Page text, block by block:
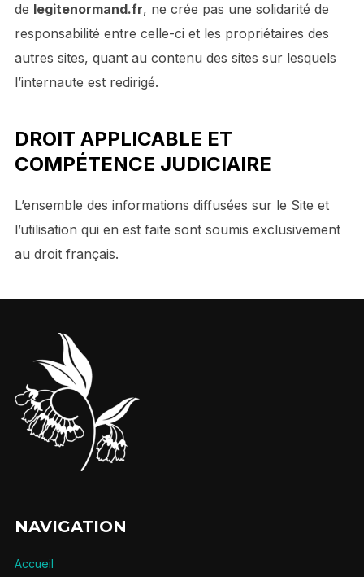
de legitenormand.fr, ne crée pas une solidarité de
responsabilité entre celle-ci et les propriétaires des
autres sites, quant au contenu des sites sur lesquels
l’internaute est redirigé.
DROIT APPLICABLE ET
COMPÉTENCE JUDICIAIRE
L’ensemble des informations diffusées sur le Site et
l’utilisation qui en est faite sont soumis exclusivement
au droit français.
NAVIGATION
Accueil